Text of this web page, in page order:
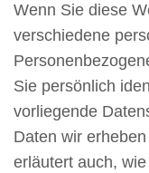
Wenn Sie diese
verschiedene
Sie persönlich
vorliegende
Daten wir
erläutert auch,